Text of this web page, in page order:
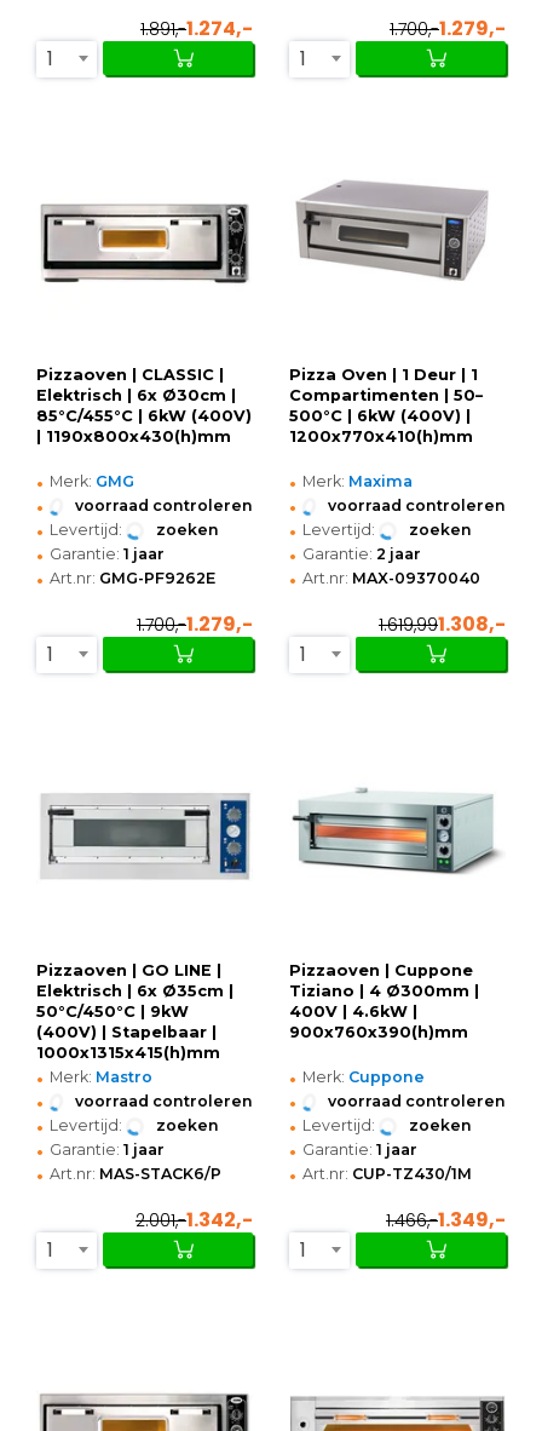
1.891,-1.274,-
1
1.700,-1.279,-
1
Pizzaoven | CLASSIC |
Elektrisch | 6x Ø30cm |
85°C/455°C | 6kW (400V)
| 1190x800x430(h)mm
• Merk: GMG
• voorraad controleren
• Levertijd: zoeken
• Garantie: 1 jaar
• Art.nr: GMG-PF9262E
1.700,-1.279,-
1
Pizza Oven | 1 Deur | 1
Compartimenten | 50–
500°C | 6kW (400V) |
1200x770x410(h)mm
• Merk: Maxima
• voorraad controleren
• Levertijd: zoeken
• Garantie: 2 jaar
• Art.nr: MAX-09370040
1.619,991.308,-
1
Pizzaoven | GO LINE |
Elektrisch | 6x Ø35cm |
50°C/450°C | 9kW
(400V) | Stapelbaar |
1000x1315x415(h)mm
• Merk: Mastro
• voorraad controleren
• Levertijd: zoeken
• Garantie: 1 jaar
• Art.nr: MAS-STACK6/P
2.001,-1.342,-
1
Pizzaoven | Cuppone
Tiziano | 4 Ø300mm |
400V | 4.6kW |
900x760x390(h)mm
• Merk: Cuppone
• voorraad controleren
• Levertijd: zoeken
• Garantie: 1 jaar
• Art.nr: CUP-TZ430/1M
1.466,-1.349,-
1